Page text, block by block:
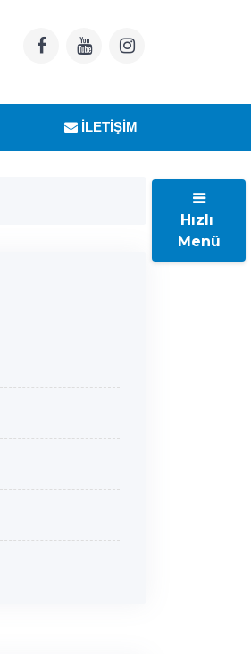
İLETIŞIM
Hızlı
Menü